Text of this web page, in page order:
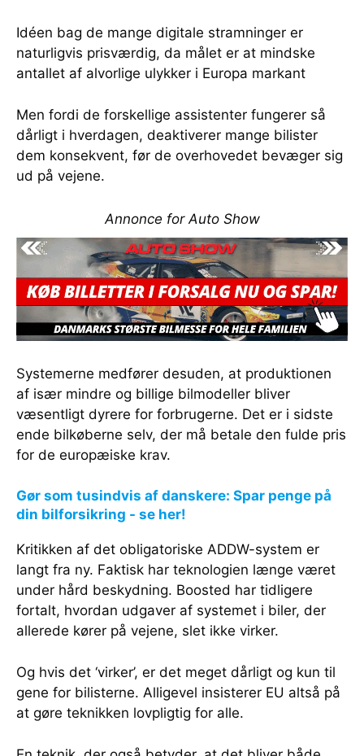
Idéen bag de mange digitale stramninger er
naturligvis prisværdig, da målet er at mindske
antallet af alvorlige ulykker i Europa markant
Men fordi de forskellige assistenter fungerer så
dårligt i hverdagen, deaktiverer mange bilister
dem konsekvent, før de overhovedet bevæger sig
ud på vejene.
Annonce for Auto Show
Systemerne medfører desuden, at produktionen
af især mindre og billige bilmodeller bliver
væsentligt dyrere for forbrugerne. Det er i sidste
ende bilkøberne selv, der må betale den fulde pris
for de europæiske krav.
Gør som tusindvis af danskere: Spar penge på
din bilforsikring - se her!
Kritikken af det obligatoriske ADDW-system er
langt fra ny. Faktisk har teknologien længe været
under hård beskydning. Boosted har tidligere
fortalt, hvordan udgaver af systemet i biler, der
allerede kører på vejene, slet ikke virker.
Og hvis det ‘virker’, er det meget dårligt og kun til
gene for bilisterne. Alligevel insisterer EU altså på
at gøre teknikken lovpligtig for alle.